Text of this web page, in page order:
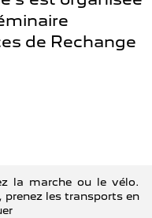
de Rechange
la marche ou le vélo.
prenez les transports en